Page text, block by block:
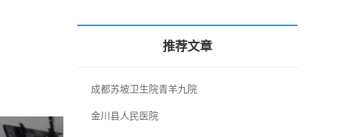
推荐文章
成都苏坡卫生院青羊九院
金川县人民医院